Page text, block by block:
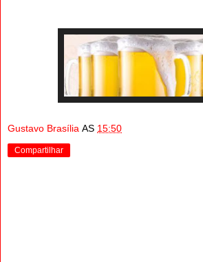
Gustavo Brasília AS 15:50
Compartilhar